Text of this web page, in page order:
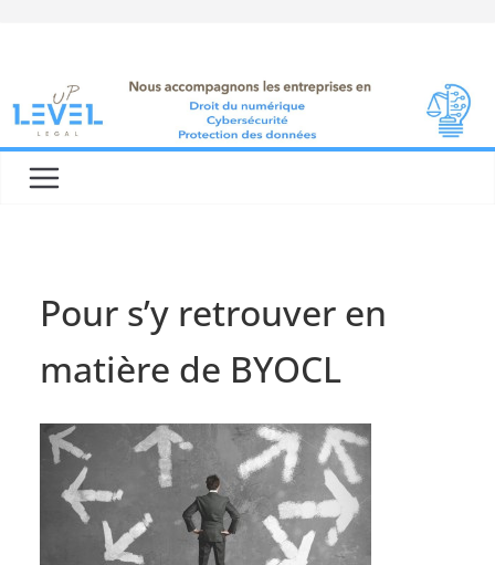
Pour s’y retrouver en
matière de BYOCL